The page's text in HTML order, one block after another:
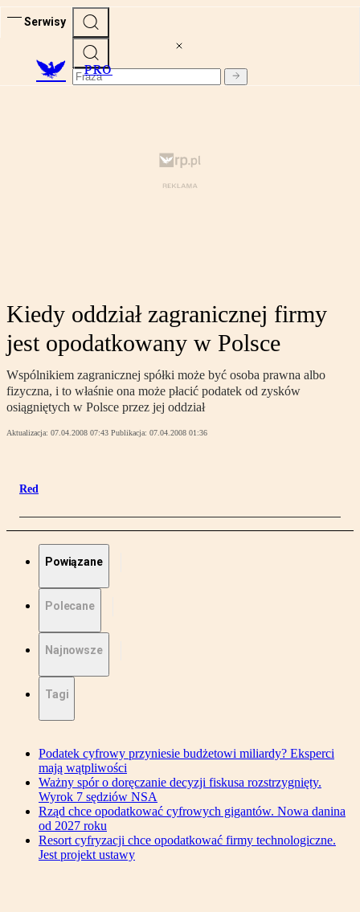
Serwisy
PRO
Kiedy oddział zagranicznej firmy
jest opodatkowany w Polsce
Wspólnikiem zagranicznej spółki może być osoba prawna albo
fizyczna, i to właśnie ona może płacić podatek od zysków
osiągniętych w Polsce przez jej oddział
Aktualizacja: 07.04.2008 07:43 Publikacja: 07.04.2008 01:36
Red
Powiązane
Polecane
Najnowsze
Tagi
Podatek cyfrowy przyniesie budżetowi miliardy? Eksperci
mają wątpliwości
Ważny spór o doręczanie decyzji fiskusa rozstrzygnięty.
Wyrok 7 sędziów NSA
Rząd chce opodatkować cyfrowych gigantów. Nowa danina
od 2027 roku
Resort cyfryzacji chce opodatkować firmy technologiczne.
Jest projekt ustawy